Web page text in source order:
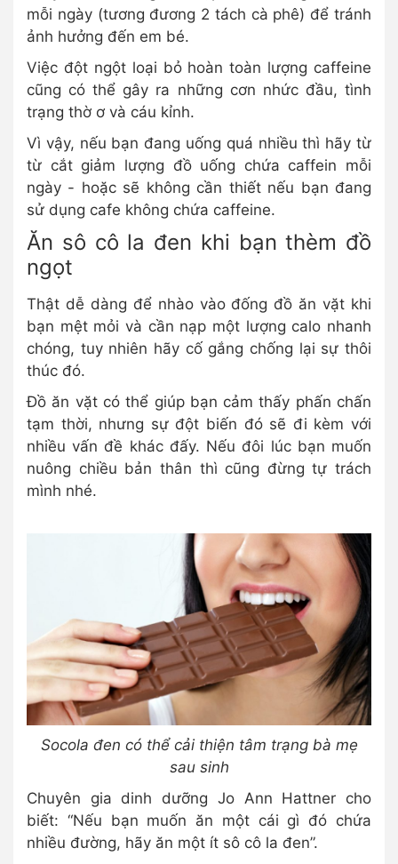
mỗi ngày (tương đương 2 tách cà phê) để tránh
ảnh hưởng đến em bé.
Việc đột ngột loại bỏ hoàn toàn lượng caffeine
cũng có thể gây ra những cơn nhức đầu, tình
trạng thờ ơ và cáu kỉnh.
Vì vậy, nếu bạn đang uống quá nhiều thì hãy từ
từ cắt giảm lượng đồ uống chứa caffein mỗi
ngày - hoặc sẽ không cần thiết nếu bạn đang
sử dụng cafe không chứa caffeine.
Ăn sô cô la đen khi bạn thèm đồ
ngọt
Thật dễ dàng để nhào vào đống đồ ăn vặt khi
bạn mệt mỏi và cần nạp một lượng calo nhanh
chóng, tuy nhiên hãy cố gắng chống lại sự thôi
thúc đó.
Đồ ăn vặt có thể giúp bạn cảm thấy phấn chấn
tạm thời, nhưng sự đột biến đó sẽ đi kèm với
nhiều vấn đề khác đấy. Nếu đôi lúc bạn muốn
nuông chiều bản thân thì cũng đừng tự trách
mình nhé.
Socola đen có thể cải thiện tâm trạng bà mẹ
sau sinh
Chuyên gia dinh dưỡng Jo Ann Hattner cho
biết: “Nếu bạn muốn ăn một cái gì đó chứa
nhiều đường, hãy ăn một ít sô cô la đen”.